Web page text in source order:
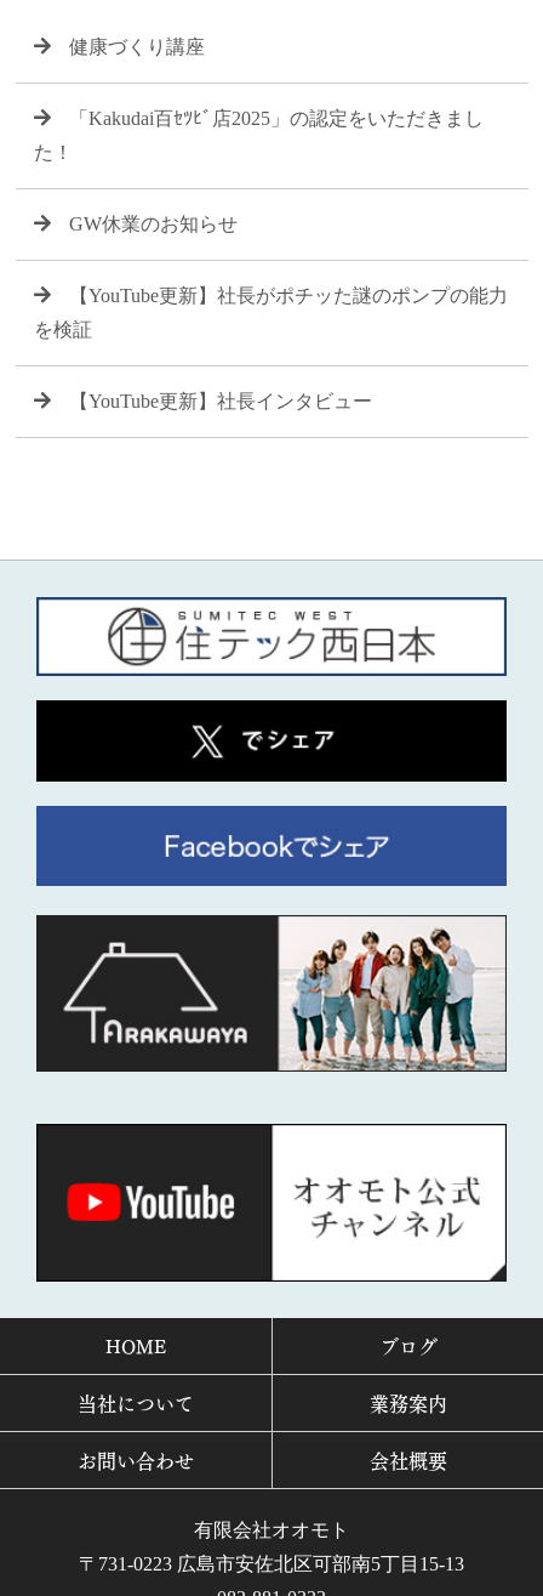
健康づくり講座
「Kakudai百ｾﾂﾋﾞ店2025」の認定をいただきまし
た！
GW休業のお知らせ
【YouTube更新】社長がポチッた謎のポンプの能力
を検証
【YouTube更新】社長インタビュー
HOME
ブログ
当社について
業務案内
お問い合わせ
会社概要
有限会社オオモト
〒731-0223 広島市安佐北区可部南5丁目15-13